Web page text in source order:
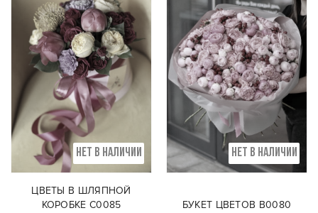
НЕТ В НАЛИЧИИ
ЦВЕТЫ В ШЛЯПНОЙ
КОРОБКЕ C0085
НЕТ В НАЛИЧИИ
БУКЕТ ЦВЕТОВ В0080